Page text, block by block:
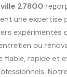
27800
une expertise
expérimentés
ou
fiable, rapide et